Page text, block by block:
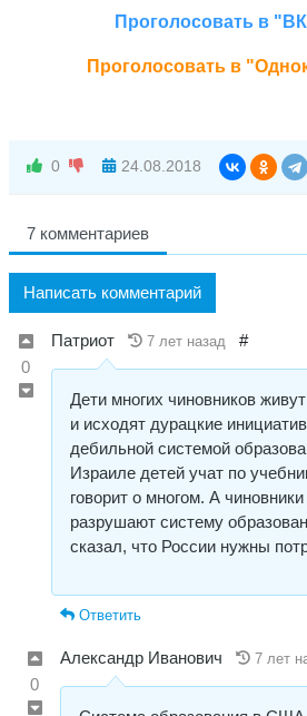
Проголосовать в
Проголосовать в
0 24.08.2018
7 комментариев
Написать комментарий
0
Патриот 7 лет назад #
Дети многих чиновников
и исходят дурацкие
дебильной системой
Израиле детей учат по
говорит о многом. А
разрушают систему
сказал, что России нужны
Ответить
0
Александр Иванович 7 лет